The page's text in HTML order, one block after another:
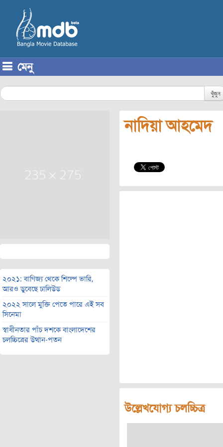
মেনু
খুঁজুন
২০২১: বাণিজ্য থেকে শিল্পে ভারি,
আরও ডুবেছে ঢালিউড
২০২২ সালে মুক্তি পেতে পারে এই সব
সিনেমা
স্বাধীনতার পাঁচ দশকে বাংলাদেশের
চলচ্চিত্রের উত্থান-পতন
নাদিয়া আহমেদ
উল্লেখযোগ্য চলচ্চিত্র